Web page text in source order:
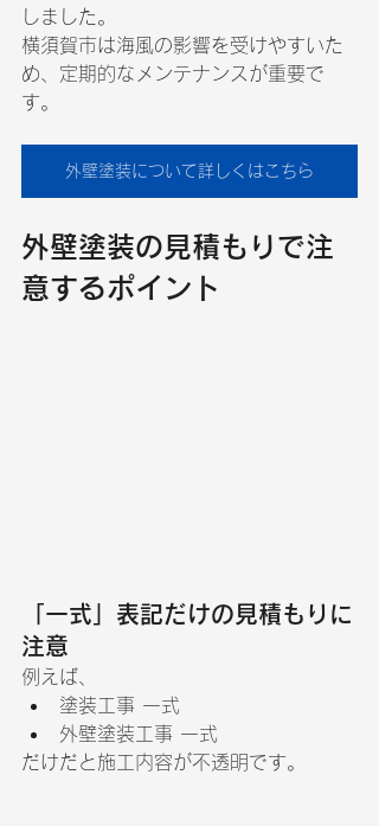
しました。
横須賀市は海風の影響を受けやすいた
め、定期的なメンテナンスが重要で
す。
外壁塗装について詳しくはこちら
外壁塗装の見積もりで注
意するポイント
「一式」表記だけの見積もりに
注意
例えば、
塗装工事 一式
外壁塗装工事 一式
だけだと施工内容が不透明です。